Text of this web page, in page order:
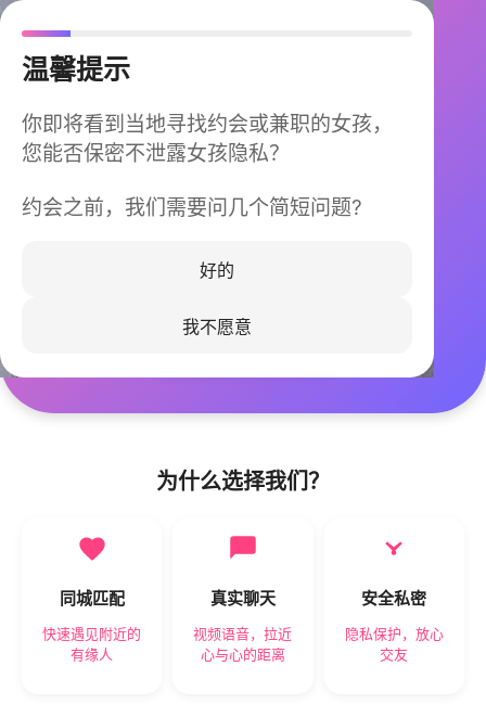
温馨提示
你即将看到当地寻找约会或兼职的女孩，
您能否保密不泄露女孩隐私？
约会之前，我们需要问几个简短问题?
好的
我不愿意
今晚不再孤单
同城快速匹配，马上认识身边的TA
立即下载
为什么选择我们？
同城匹配
快速遇见附近的
有缘人
真实聊天
视频语音，拉近
心与心的距离
安全私密
隐私保护，放心
交友